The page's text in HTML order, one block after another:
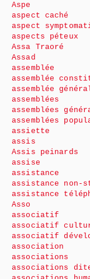
Aspe
aspect caché
aspect
aspects péteux
Assa Traoré
Assad
assemblée
assemblée
assemblée
assemblées
assemblées
assemblées
assiette
assis
Assis peinards
assise
assistance
assistance non-
assistance
Asso
associatif
associatif
associatif
association
associations
associations